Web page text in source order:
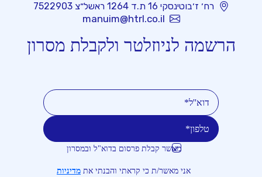
רח׳ ז׳בוטינסקי 16 ת.ד 1264 ראשל״צ 7522903
manuim@htrl.co.il
הרשמה לניוזלטר ולקבלת מסרון
מאשר קבלת פרסום בדוא"ל ובמסרון
אני מאשר/ת כי קראתי והבנתי את מדיניות